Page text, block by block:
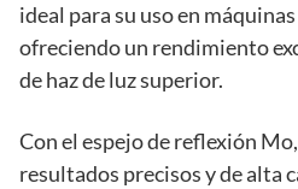
ideal para su uso en
ofreciendo un rendimiento
de haz de luz superior.
Con el espejo de reflexión
resultados precisos y de alta